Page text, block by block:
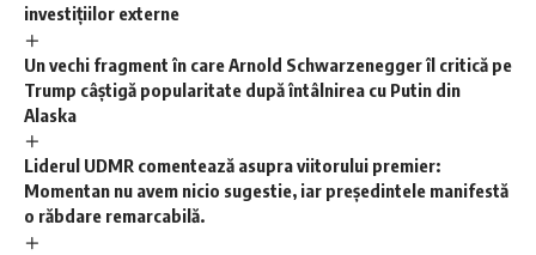
investițiilor externe
Un vechi fragment în care Arnold Schwarzenegger îl critică pe
Trump câștigă popularitate după întâlnirea cu Putin din
Alaska
Liderul UDMR comentează asupra viitorului premier:
Momentan nu avem nicio sugestie, iar președintele manifestă
o răbdare remarcabilă.